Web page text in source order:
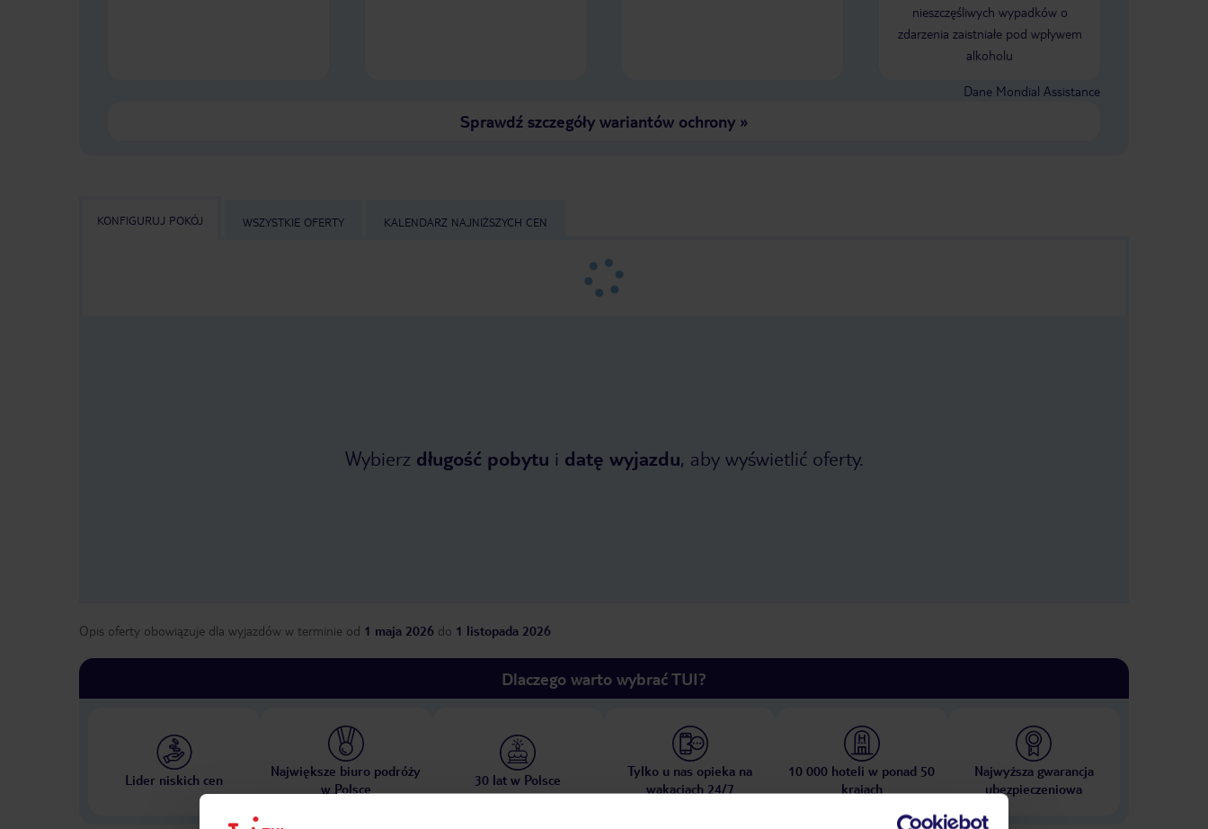
nieszczęśliwych wypadków o
zdarzenia zaistniałe pod wpływem
alkoholu
Dane Mondial Assistance
Sprawdź szczegóły wariantów ochrony»
KONFIGURUJ POKÓJ WSZYSTKIE OFERTY KALENDARZ NAJNIŻSZYCH CEN
Wybierz długość pobytu i datę wyjazdu, aby wyświetlić oferty.
Opis oferty obowiązuje dla wyjazdów w terminie od 1 maja 2026 do 1 listopada 2026
Dlaczego warto wybrać TUI?
Lider niskich cen
Największe biuro podróży
w Polsce
30 lat w Polsce
Tylko u nas opieka na
wakacjach 24/7
10 000 hoteli w ponad 50
krajach
Najwyższa gwarancja
ubezpieczeniowa